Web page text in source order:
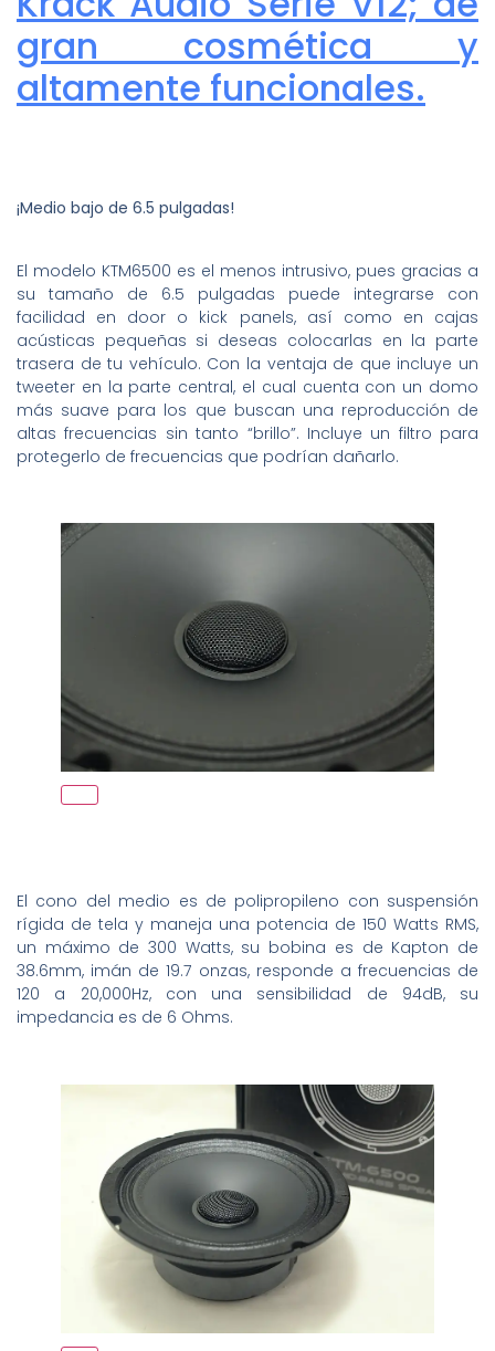
gran cosmética y
altamente funcionales.
¡Medio bajo de 6.5 pulgadas!
El modelo KTM6500 es el menos intrusivo, pues gracias a
su tamaño de 6.5 pulgadas puede integrarse con
facilidad en door o kick panels, así como en cajas
acústicas pequeñas si deseas colocarlas en la parte
trasera de tu vehículo. Con la ventaja de que incluye un
tweeter en la parte central, el cual cuenta con un domo
más suave para los que buscan una reproducción de
altas frecuencias sin tanto “brillo”. Incluye un filtro para
protegerlo de frecuencias que podrían dañarlo.
El cono del medio es de polipropileno con suspensión
rígida de tela y maneja una potencia de 150 Watts RMS,
un máximo de 300 Watts, su bobina es de Kapton de
38.6mm, imán de 19.7 onzas, responde a frecuencias de
120 a 20,000Hz, con una sensibilidad de 94dB, su
impedancia es de 6 Ohms.